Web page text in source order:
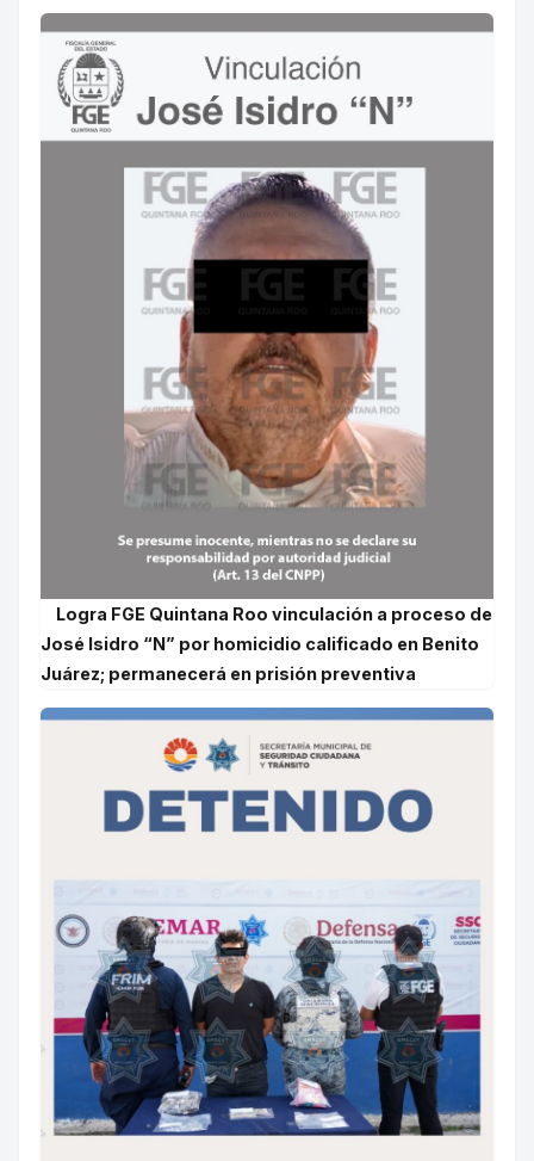
Logra FGE Quintana Roo vinculación a proceso de
José Isidro “N” por homicidio calificado en Benito
Juárez; permanecerá en prisión preventiva